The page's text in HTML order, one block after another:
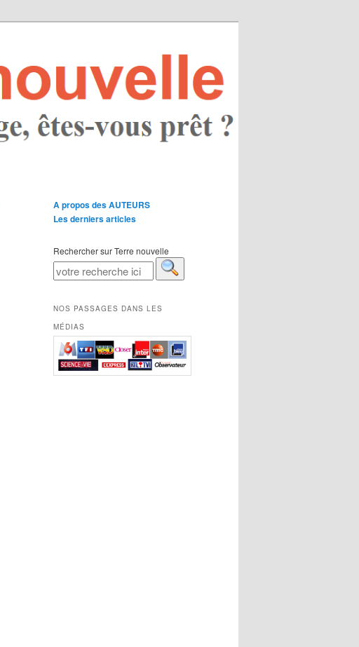
A propos des AUTEURS
Les derniers articles
Rechercher sur Terre nouvelle
NOS PASSAGES DANS LES
MÉDIAS